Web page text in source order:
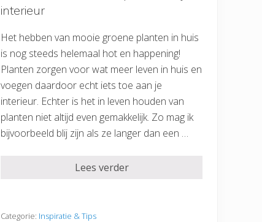
interieur
Het hebben van mooie groene planten in huis
is nog steeds helemaal hot en happening!
Planten zorgen voor wat meer leven in huis en
voegen daardoor echt iets toe aan je
interieur. Echter is het in leven houden van
planten niet altijd even gemakkelijk. Zo mag ik
bijvoorbeeld blij zijn als ze langer dan een …
Lees verder
Categorie: Inspiratie & Tips